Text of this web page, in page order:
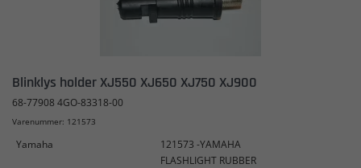
Blinklys holder XJ550 XJ650 XJ750 XJ900
68-77908 4GO-83318-00
Varenummer: 121573
Yamaha
121573 -YAMAHA
FLASHLIGHT RUBBER